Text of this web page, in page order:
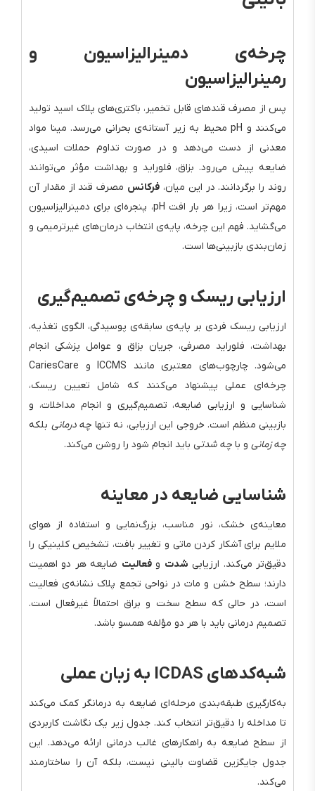
چرخه‌ی دمینرالیزاسیون و
رمینرالیزاسیون
پس از مصرف قندهای قابل تخمیر، باکتری‌های پلاک اسید تولید
می‌کنند و pH محیط به زیر آستانه‌ی بحرانی می‌رسد. مینا مواد
معدنی از دست می‌دهد و در صورت تداوم حملات اسیدی،
ضایعه پیش می‌رود. بزاق، فلوراید و بهداشت مؤثر می‌توانند
روند را برگردانند. در این میان، فرکانس مصرف قند از مقدار آن
مهم‌تر است، زیرا هر بار افت pH، پنجره‌ای برای دمینرالیزاسیون
می‌گشاید. فهم این چرخه، پایه‌ی انتخاب درمان‌های غیرترمیمی و
زمان‌بندی بازبینی‌ها است.
ارزیابی ریسک و چرخه‌ی تصمیم‌گیری
ارزیابی ریسک فردی بر پایه‌ی سابقه‌ی پوسیدگی، الگوی تغذیه،
بهداشت، فلوراید مصرفی، جریان بزاق و عوامل پزشکی انجام
می‌شود. چارچوب‌های معتبری مانند ICCMS و CariesCare
چرخه‌ای عملی پیشنهاد می‌کنند که شامل تعیین ریسک،
شناسایی و ارزیابی ضایعه، تصمیم‌گیری و انجام مداخلات، و
بازبینی منظم است. خروجی این ارزیابی، نه تنها چه درمانی بلکه
چه زمانی و با چه شدتی باید انجام شود را روشن می‌کند.
شناسایی ضایعه در معاینه
معاینه‌ی خشک، نور مناسب، بزرگ‌نمایی و استفاده از هوای
ملایم برای آشکار کردن ماتی و تغییر بافت، تشخیص کلینیکی را
دقیق‌تر می‌کند. ارزیابی شدت وفعالیت ضایعه هر دو اهمیت
دارند؛ سطح خشن و مات در نواحی تجمع پلاک نشانه‌ی فعالیت
است، در حالی که سطح سخت و براق احتمالاً غیرفعال است.
تصمیم درمانی باید با هر دو مؤلفه همسو باشد.
شبه‌کدهای ICDAS به زبان عملی
به‌کارگیری طبقه‌بندی مرحله‌ای ضایعه به درمانگر کمک می‌کند
تا مداخله را دقیق‌تر انتخاب کند. جدول زیر یک نگاشت کاربردی
از سطح ضایعه به راهکارهای غالب درمانی ارائه می‌دهد. این
جدول جایگزین قضاوت بالینی نیست، بلکه آن را ساختارمند
می‌کند.